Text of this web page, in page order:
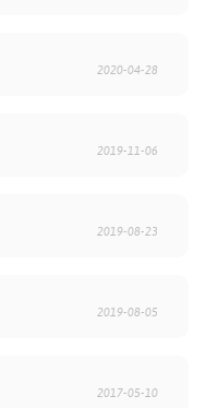
2020-04-28
2019-11-06
2019-08-23
2019-08-05
2017-05-10